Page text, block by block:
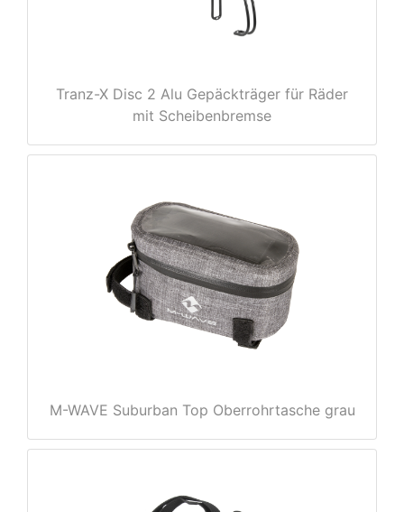
Tranz-X Disc 2 Alu Gepäckträger für Räder
mit Scheibenbremse
M-WAVE Suburban Top Oberrohrtasche grau